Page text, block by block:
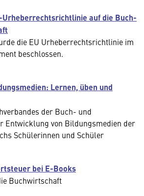
auf die Buch-
die EU Urheberrechtsrichtlinie im
beschlossen.
Lernen, üben und
der Buch- und
Entwicklung von Bildungsmedien der
Schülerinnen und Schüler
bei E-Books
Buchwirtschaft